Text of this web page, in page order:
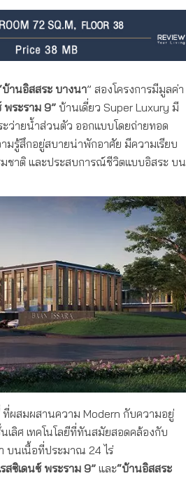
บ้านอิสสระ บางนา” สองโครงการมีมูลค่า
พระราม 9” บ้านเดี่ยว Super Luxury มี
ว่ายน้ำส่วนตัว ออกแบบโดยถ่ายทอด
มรู้สึกอยู่สบายน่าพักอาศัย มีความเรียบ
ชาติ และประสบการณ์ชีวิตแบบอิสระ บน
ที่ผสมผสานความ Modern กับความอยู่
ลิศ เทคโนโลยีที่ทันสมัยสอดคล้องกับ
บนเนื้อที่ประมาณ 24 ไร่
รสซิเดนซ์ พระราม9” และ“บ้านอิสสระ